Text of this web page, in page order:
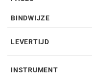
BINDWIJZE
LEVERTIJD
INSTRUMENT